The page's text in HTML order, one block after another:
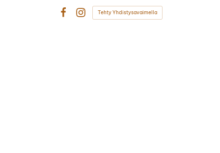
Tehty Yhdistysavaimella